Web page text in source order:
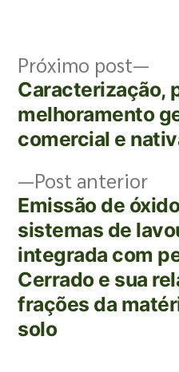
Post anterior
Emissão de
sistemas de
integrada com
Cerrado e sua
frações da
solo
Próximo post
Caracterização,
melhoramento
comercial e